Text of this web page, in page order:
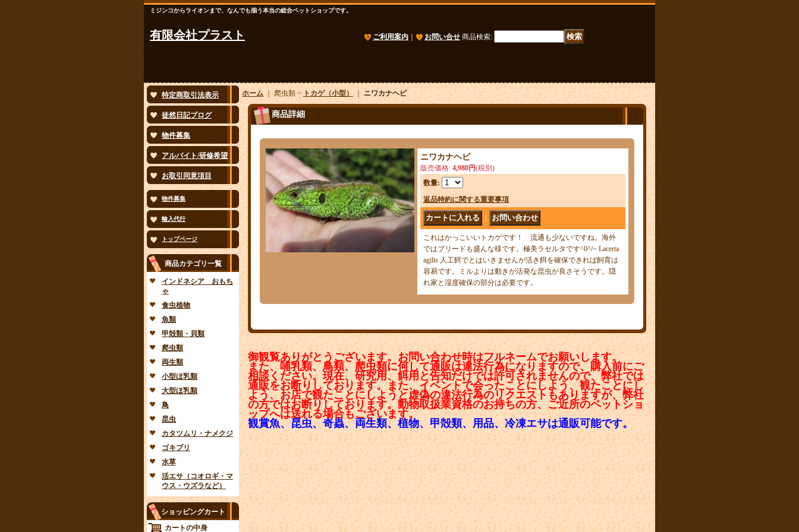
ミジンコからライオンまで、なんでも揃う本当の総合ペットショップです。
有限会社プラスト ご利用案内 お問い合せ 商品検索:
特定商取引法表示
徒然日記ブログ
物件募集
アルバイト/研修希望
お取引同意項目
物件募集
輸入代行
トップページ
商品カテゴリ一覧
インドネシア おもち
ゃ
食虫植物
魚類
甲殻類・貝類
爬虫類
両生類
小型ほ乳類
大型ほ乳類
鳥
昆虫
カタツムリ・ナメクジ
ゴキブリ
水草
活エサ（コオロギ・マ
ウス・ウズラなど）
ショッピングカート
カートの中身
ホーム｜ 爬虫類 >トカゲ（小型）｜ニワカナヘビ
商品詳細
ニワカナヘビ
販売価格: 4,980円(税別)
数量:
返品特約に関する重要事項
これはかっこいいトカゲです！ 流通も少ないですね。海外
ではブリードも盛んな様です。極美ラセルタです^0^/~ Lacerta
agilis 人工餌でとはいきませんが活き餌を確保できれば飼育は
容易です。ミルよりは動きが活発な昆虫が良さそうです。隠
れ家と湿度確保の部分は必要です。
御観覧ありがとうございます。お問い合わせ時はフルネームでお願いします。
また、哺乳類、鳥類、爬虫類に何して通販は違法行為になりますので、購入前にご
相談ください。現在、研究用、餌用と告知だけでは許可されませんので、弊社では
通販をお断りしております。また、イベントで会ったことにしよう、観たことにし
よう、お店で観たことにしようと虚偽の違法行為のリクエストもありますが、弊社
の方ではお断りしております。動物取扱業資格のお持ちの方、ご近所のペットショ
ップへは送れる場合もございます。
観賞魚、昆虫、奇蟲、両生類、植物、甲殻類、用品、冷凍エサは通販可能です。